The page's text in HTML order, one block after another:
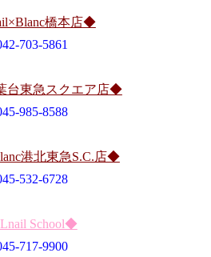
橋本店◆
703-5861
台東急スクエア店◆
985-8588
港北東急S.C.店◆
532-6728
School◆
717-9900